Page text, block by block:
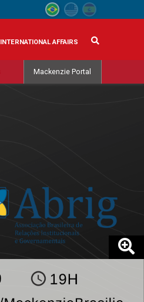
INTERNATIONAL AFFAIRS
Mackenzie Portal